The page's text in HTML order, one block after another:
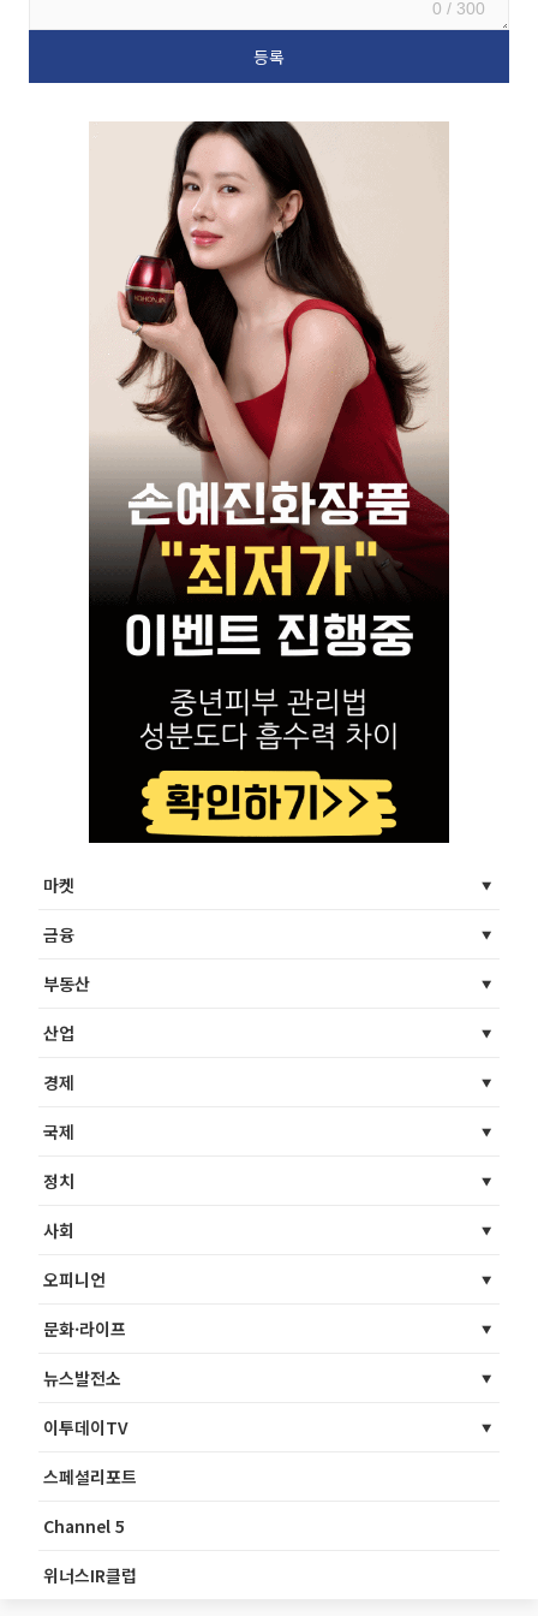
0 / 300
마켓
금융
부동산
산업
경제
국제
정치
사회
오피니언
문화·라이프
뉴스발전소
이투데이TV
스페셜리포트
Channel 5
위너스IR클럽